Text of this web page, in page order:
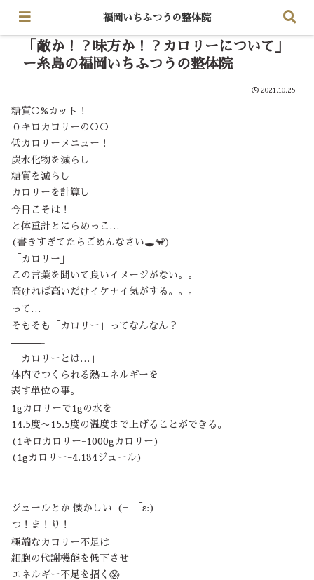
「敵か！？味方か！？カロリーについて」
ー糸島の福岡いちふつうの整体院
2021.10.25
糖質○%カット！
０キロカロリーの○○
低カロリーメニュー！
炭水化物を減らし
糖質を減らし
カロリーを計算し
今日こそは！
と体重計とにらめっこ…
(書きすぎてたらごめんなさい🕳🐒)
「カロリー」
この言葉を聞いて良いイメージがない。。
高ければ高いだけイケナイ気がする。。。
って…
そもそも「カロリー」ってなんなん？
———-
「カロリーとは…」
体内でつくられる熱エネルギーを
表す単位の事。
1gカロリーで1gの水を
14.5度〜15.5度の温度まで上げることができる。
(1キロカロリー=1000gカロリー)
(1gカロリー=4.184ジュール)
———-
ジュールとか 懐かしい_(┐「ε:)_
つ！ま！り！
極端なカロリー不足は
細胞の代謝機能を低下させ
エネルギー不足を招く😱
福岡いちふつうの整体院